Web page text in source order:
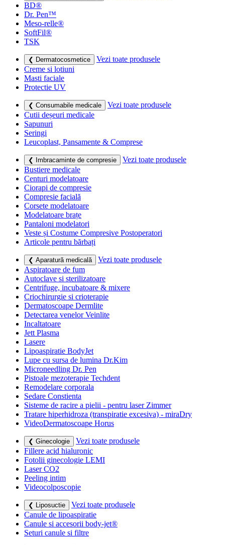
BD®
Dr. Pen™
Meso-relle®
SoftFil®
TSK
❮ Dermatocosmetice
Vezi toate produsele
Creme si lotiuni
Masti faciale
Protectie UV
❮ Consumabile medicale
Vezi toate produsele
Cutii deșeuri medicale
Sapunuri
Seringi
Leucoplast, Pansamente & Comprese
❮ Imbracaminte de compresie
Vezi toate produsele
Bustiere medicale
Centuri modelatoare
Ciorapi de compresie
Compresie facială
Corsete modelatoare
Modelatoare brațe
Pantaloni modelatori
Veste și Costume Compresive Postoperatori
Articole pentru bărbați
❮ Aparatură medicală
Vezi toate produsele
Aspiratoare de fum
Autoclave si sterilizatoare
Centrifuge, incubatoare & mixere
Criochirurgie si crioterapie
Dermatoscoape Dermlite
Detectarea venelor Veinlite
Incaltatoare
Jett Plasma
Lasere
Lipoaspiratie BodyJet
Lupe cu sursa de lumina Dr.Kim
Microneedling Dr. Pen
Pistoale mezoterapie Techdent
Remodelare corporala
Sedare Constienta
Sisteme de racire a pielii - pentru laser Zimmer
Tratare hiperhidroza (transpiratie excesiva) - miraDry
VideoDermatoscoape Horus
❮ Ginecologie
Vezi toate produsele
Fillere acid hialuronic
Fotolii ginecologie LEMI
Laser CO2
Peeling intim
Videocolposcopie
❮ Liposuctie
Vezi toate produsele
Canule de lipoaspiratie
Canule si accesorii body-jet®
Seturi canule si filtre